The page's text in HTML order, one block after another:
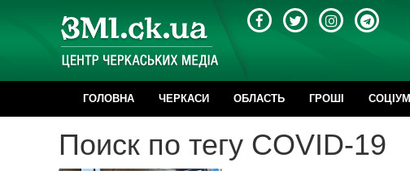
ГОЛОВНА ЧЕРКАСИ ОБЛАСТЬ ГРОШІ CОЦІУМ
Поиск по тегу COVID-19